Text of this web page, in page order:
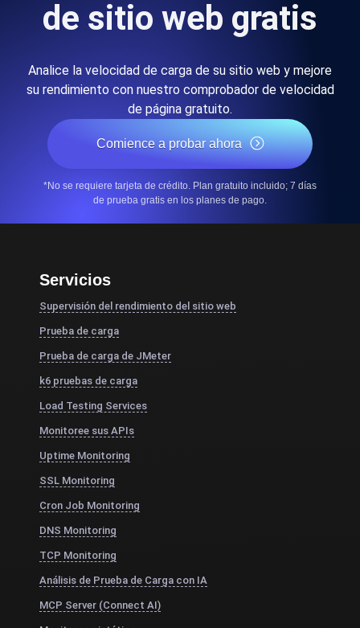
de sitio web gratis
Analice la velocidad de carga de su sitio web y mejore
su rendimiento con nuestro comprobador de velocidad
de página gratuito.
Comience a probar ahora
*No se requiere tarjeta de crédito. Plan gratuito incluido; 7 días
de prueba gratis en los planes de pago.
Servicios
Supervisión del rendimiento del sitio web
Prueba de carga
Prueba de carga de JMeter
k6 pruebas de carga
Load Testing Services
Monitoree sus APIs
Uptime Monitoring
SSL Monitoring
Cron Job Monitoring
DNS Monitoring
TCP Monitoring
Análisis de Prueba de Carga con IA
MCP Server (Connect AI)